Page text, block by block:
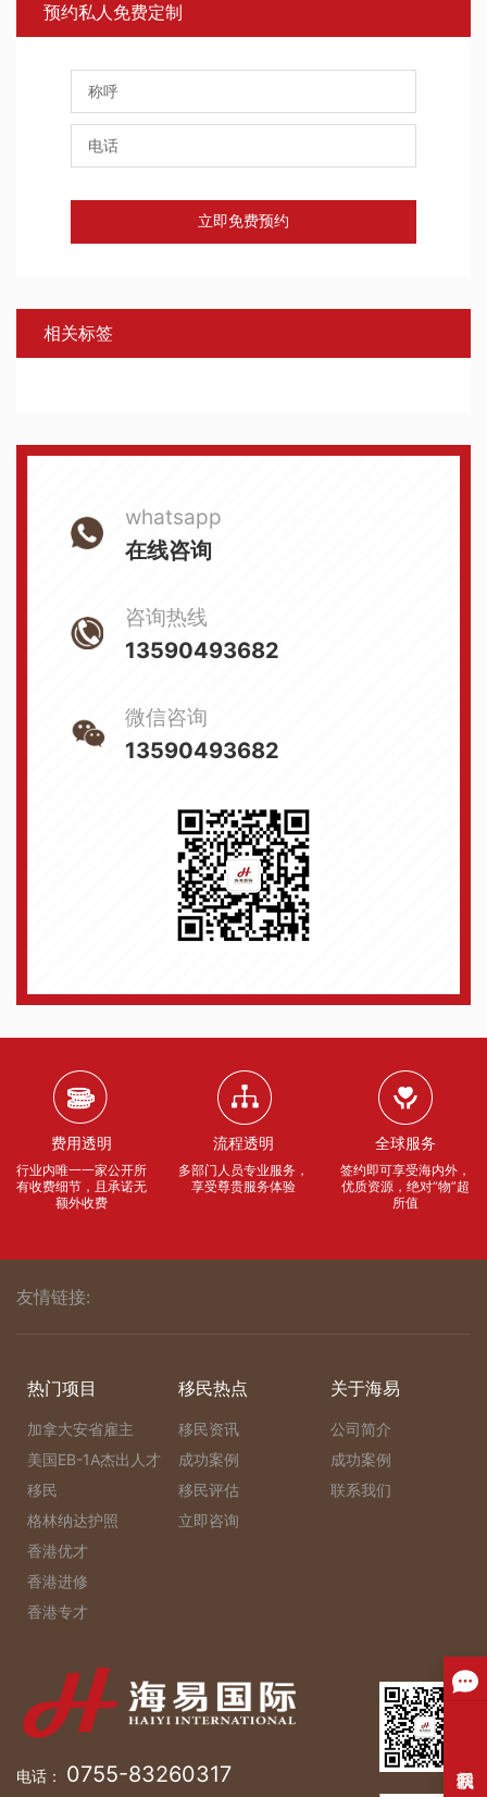
预约私人免费定制
立即免费预约
相关标签
whatsapp
在线咨询
咨询热线
13590493682
微信咨询
13590493682
费用透明
行业内唯一一家公开所
有收费细节，且承诺无
额外收费
流程透明
多部门人员专业服务，
享受尊贵服务体验
全球服务
签约即可享受海内外，
优质资源，绝对“物”超
所值
友情链接:
热门项目
加拿大安省雇主
美国EB-1A杰出人才
移民
格林纳达护照
香港优才
香港进修
香港专才
移民热点
移民资讯
成功案例
移民评估
立即咨询
关于海易
公司简介
成功案例
联系我们
电话： 0755-83260317